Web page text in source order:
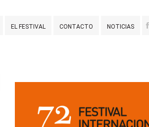
EL FESTIVAL CONTACTO NOTICIAS